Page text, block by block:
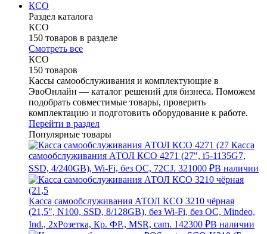
КСО
Раздел каталога
КСО
150 товаров в разделе
Смотреть все
КСО
150 товаров
Кассы самообслуживания и комплектующие в
ЭвоОнлайн — каталог решений для бизнеса. Поможем
подобрать совместимые товары, проверить
комплектацию и подготовить оборудование к работе.
Перейти в раздел
Популярные товары
Касса
самообслуживания АТОЛ КСО 4271 (27", i5-1135G7,
SSD, 4/240GB), Wi-Fi, без ОС, 72CJ. 321000 ₽В наличии
Касса самообслуживания АТОЛ КСО 3210 чёрная
(21,5", N100, SSD, 8/128GB), без Wi-Fi, без ОС, Mindeo,
Ind., 2хРозетка, Кр. ФР., MSR, cam. 142300 ₽В наличии